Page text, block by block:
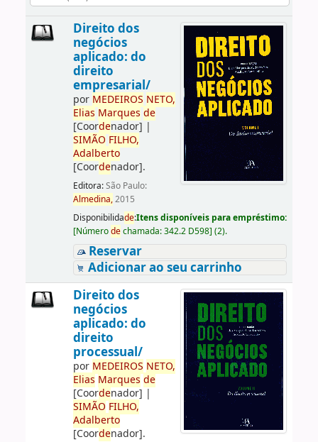
Direito dos
negócios
aplicado: do
direito
empresarial/
por MEDEIROS NETO,
Elias Marques de
[Coordenador] |
SIMÃO FILHO,
Adalberto
[Coordenador].
Editora:São Paulo:
Almedina,2015
Disponibilidade:Itens disponíveis para empréstimo:
[Númerodechamada:342.2 D598] (2).
Reservar
Adicionar ao seu carrinho
Direito dos
negócios
aplicado: do
direito
processual/
por MEDEIROS NETO,
Elias Marques de
[Coordenador] |
SIMÃO FILHO,
Adalberto
[Coordenador].